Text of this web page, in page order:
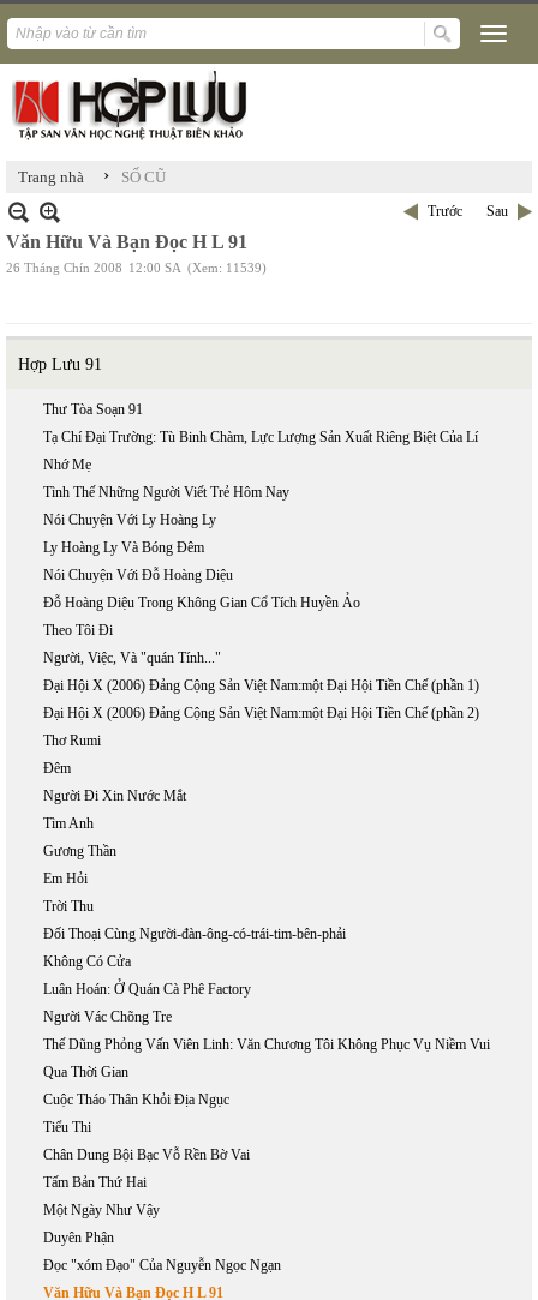
Trang nhà › SỐ CŨ
Trước Sau
Văn Hữu Và Bạn Đọc H L 91
26 Tháng Chín 2008 12:00 SA (Xem: 11539)
Hợp Lưu 91
Thư Tòa Soạn 91
Tạ Chí Đại Trường: Tù Binh Chàm, Lực Lượng Sản Xuất Riêng Biệt Của Lí
Nhớ Mẹ
Tình Thế Những Người Viết Trẻ Hôm Nay
Nói Chuyện Với Ly Hoàng Ly
Ly Hoàng Ly Và Bóng Đêm
Nói Chuyện Với Đỗ Hoàng Diệu
Đỗ Hoàng Diệu Trong Không Gian Cổ Tích Huyền Ảo
Theo Tôi Đi
Người, Việc, Và "quán Tính..."
Đại Hội X (2006) Đảng Cộng Sản Việt Nam:một Đại Hội Tiền Chế (phần 1)
Đại Hội X (2006) Đảng Cộng Sản Việt Nam:một Đại Hội Tiền Chế (phần 2)
Thơ Rumi
Đêm
Người Đi Xin Nước Mắt
Tìm Anh
Gương Thần
Em Hỏi
Trời Thu
Đối Thoại Cùng Người-đàn-ông-có-trái-tim-bên-phải
Không Có Cửa
Luân Hoán: Ở Quán Cà Phê Factory
Người Vác Chõng Tre
Thế Dũng Phỏng Vấn Viên Linh: Văn Chương Tôi Không Phục Vụ Niềm Vui
Qua Thời Gian
Cuộc Tháo Thân Khỏi Địa Ngục
Tiểu Thi
Chân Dung Bội Bạc Vỗ Rền Bờ Vai
Tấm Bản Thứ Hai
Một Ngày Như Vậy
Duyên Phận
Đọc "xóm Đạo" Của Nguyễn Ngọc Ngạn
Văn Hữu Và Bạn Đọc H L 91